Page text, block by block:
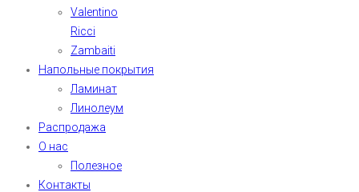
Valentino
Ricci
Zambaiti
Напольные покрытия
Ламинат
Линолеум
Распродажа
О нас
Полезное
Контакты